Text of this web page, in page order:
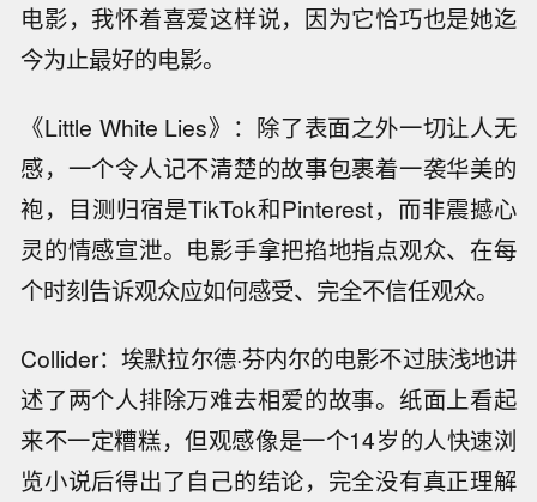
电影，我怀着喜爱这样说，因为它恰巧也是她迄
今为止最好的电影。
《Little White Lies》：除了表面之外一切让人无
感，一个令人记不清楚的故事包裹着一袭华美的
袍，目测归宿是TikTok和Pinterest，而非震撼心
灵的情感宣泄。电影手拿把掐地指点观众、在每
个时刻告诉观众应如何感受、完全不信任观众。
Collider：埃默拉尔德·芬内尔的电影不过肤浅地讲
述了两个人排除万难去相爱的故事。纸面上看起
来不一定糟糕，但观感像是一个14岁的人快速浏
览小说后得出了自己的结论，完全没有真正理解